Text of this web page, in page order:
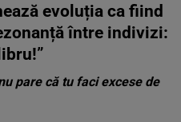
evoluția ca fiind
între indivizi:
pare că tu faci excese de